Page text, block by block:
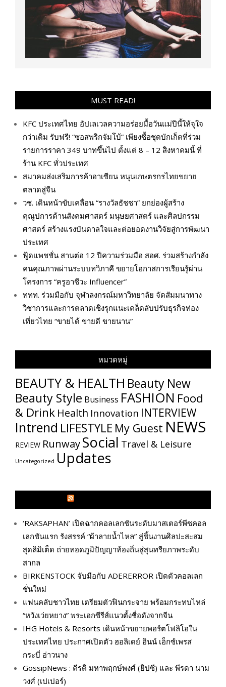
MUST READ!
KFC ประเทศไทย อัปเลเวลความอร่อยมื้อวันแม่ปีนี้ให้จุใจ
กว่าเดิม รับฟรี! “ซอสพริกจัมโบ้” เพียงซื้อชุดบักเก็ตที่ร่วม
รายการราคา 349 บาทขึ้นไป ตั้งแต่ 8 – 12 สิงหาคมนี้ ที่
ร้าน KFC ทั่วประเทศ
สมาคมส่งเสริมการค้าอาเซียน หนุนเกษตรกรไทยขยาย
ตลาดสู่จีน
วช. เดินหน้าขับเคลื่อน “รางวัลธัชชา” ยกย่องผู้สร้าง
คุณูปการด้านสังคมศาสตร์ มนุษยศาสตร์ และศิลปกรรม
ศาสตร์ สร้างแรงบันดาลใจและต่อยอดงานวิจัยสู่การพัฒนา
ประเทศ
ฟู้ดแพชชั่น สานต่อ 12 ปีความร่วมมือ สอศ. ร่วมสร้างกำลัง
คนคุณภาพผ่านระบบทวิภาคี ขยายโอกาสการเรียนรู้ผ่าน
โครงการ “ครูอาชีวะ Influencer”
ททท. ร่วมมือกับ จุฬาลงกรณ์มหาวิทยาลัย จัดสัมมนาทาง
วิชาการและการตลาดเชิงรุกแนะเคล็ดลับปรับธุรกิจท่อง
เที่ยวไทย “ขายได้ ขายดี ขายนาน”
หมวดหมู่
BEAUTY & HEALTH Beauty New
Beauty Style Business FASHION Food
& Drink Health Innovation INTERVIEW
Intrend LIFESTYLE My​ Guest NEWS
REVIEW RunwaySocial Travel & Leisure
Uncategorized Updates
‘RAKSAPHAN’ เปิดฉากคอลเลกชันระดับมาสเตอร์พีซคอล
เลกชันแรก รังสรรค์ “ผ้าลายน้ำไหล” สู่ชิ้นงานศิลปะสะสม
สุดลิมิเต็ด ถ่ายทอดภูมิปัญญาท้องถิ่นสู่สุนทรียภาพระดับ
สากล
BIRKENSTOCK จับมือกับ ADERERROR เปิดตัวคอลเลก
ชั่นใหม่
แฟนคลับชาวไทย เตรียมตัวฟินกระจาย พร้อมกระทบไหล่
“หวังเว่ยหยาง” พระเอกซีรีส์แนวตั้งชื่อดังจากจีน
IHG Hotels & Resorts เดินหน้าขยายพอร์ตโฟลิโอใน
ประเทศไทย ประกาศเปิดตัว ฮอลิเดย์ อินน์ เอ็กซ์เพรส
กระบี่ อ่าวนาง
GossipNews : คีรติ มหาพฤกษ์พงศ์ (ยิปซี) และ พีรดา นาม
วงศ์ (เปเปอร์)